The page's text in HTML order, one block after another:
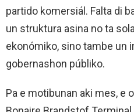
partido komersiál. Falta di
un struktura asina no ta
ekonómiko, sino tambe un
gobernashon públiko.
Pa e motibunan aki mes, e